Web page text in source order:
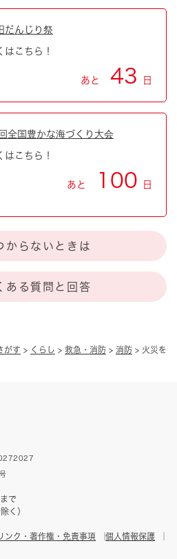
がす > くらし > 救急・消防 > 消防 > 火災を
だんじり祭
はこちら！
あと 43 日
全国豊かな海づくり大会
はこちら！
あと 100 日
からないときは
ある質問と回答
で
く）
ンク・著作権・免責事項
個人情報保護